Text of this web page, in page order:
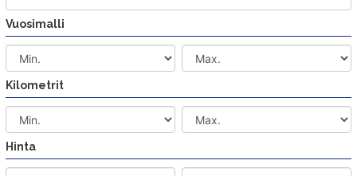
Vuosimalli
Kilometrit
Hinta